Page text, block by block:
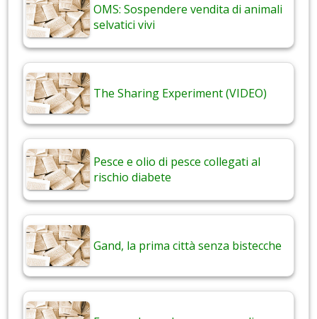
OMS: Sospendere vendita di animali
selvatici vivi
The Sharing Experiment (VIDEO)
Pesce e olio di pesce collegati al
rischio diabete
Gand, la prima città senza bistecche